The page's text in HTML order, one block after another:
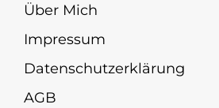
Über Mich
Impressum
Datenschutzerklärung
AGB